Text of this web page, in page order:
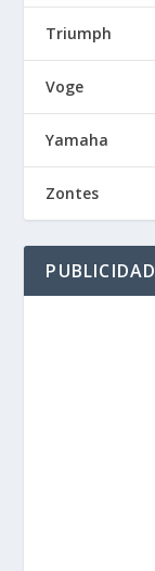
Triumph
Voge
Yamaha
Zontes
PUBLICIDAD